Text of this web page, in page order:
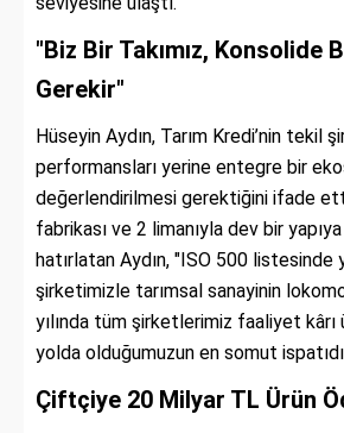
"Biz Bir Takımız, Konsolide
Gerekir"
Hüseyin Aydın, Tarım Kredi’nin tekil
performansları yerine entegre bir
değerlendirilmesi gerektiğini ifade
fabrikası ve 2 limanıyla dev bir
hatırlatan Aydın, "ISO 500 listesinde
şirketimizle tarımsal sanayinin
yılında tüm şirketlerimiz faaliyet
yolda olduğumuzun en somut
Çiftçiye 20 Milyar TL Ürün